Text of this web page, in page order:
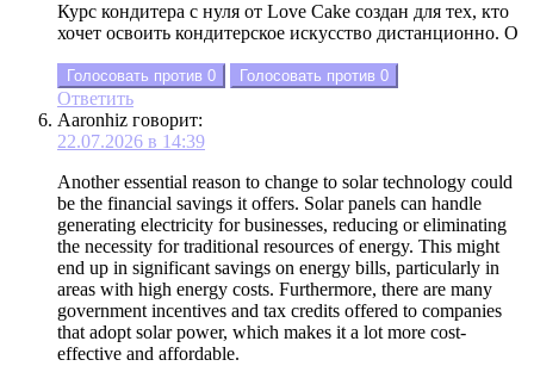
Курс кондитера с нуля от Love Cake создан для тех, кто
хочет освоить кондитерское искусство дистанционно. О
Голосовать против 0 Голосовать против 0
Ответить
Aaronhiz говорит:
22.07.2026 в 14:39
Another essential reason to change to solar technology could
be the financial savings it offers. Solar panels can handle
generating electricity for businesses, reducing or eliminating
the necessity for traditional resources of energy. This might
end up in significant savings on energy bills, particularly in
areas with high energy costs. Furthermore, there are many
government incentives and tax credits offered to companies
that adopt solar power, which makes it a lot more cost-
effective and affordable.